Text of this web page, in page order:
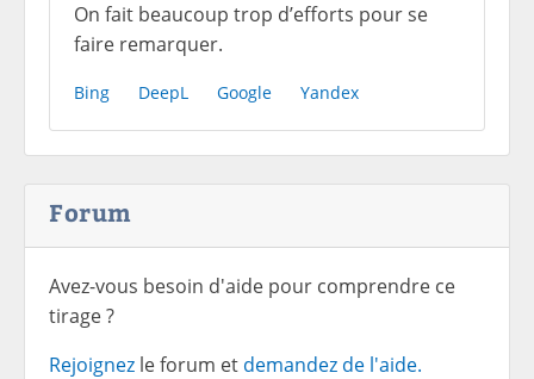
On fait beaucoup trop d’efforts pour se
faire remarquer.
Bing DeepL Google Yandex
Forum
Avez-vous besoin d'aide pour comprendre ce
tirage ?
Rejoignez le forum et demandez de l'aide.